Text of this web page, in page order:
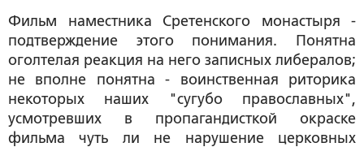
Фильм наместника Сретенского монастыря -
подтверждение этого понимания. Понятна
оголтелая реакция на него записных либералов;
не вполне понятна - воинственная риторика
некоторых наших "сугубо православных",
усмотревших в пропагандисткой окраске
фильма чуть ли не нарушение церковных